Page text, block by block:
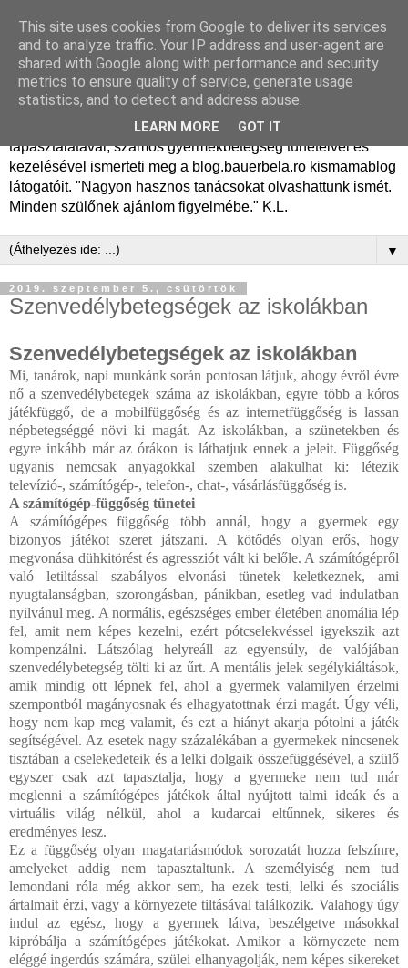
Dr. Bauer Béla Ph.D.
gyermekgyógyász
Dr. Bauer Béla Ph.D. gyermekgyógyász főorvos, 50 éves
tapasztalatával, számos gyermekbetegség tüneteivel és
kezelésével ismerteti meg a blog.bauerbela.ro kismamablog
látogatóit. "Nagyon hasznos tanácsokat olvashattunk ismét.
Minden szülőnek ajánlom figyelmébe." K.L.
▼
2019. szeptember 5., csütörtök
Szenvedélybetegségek az iskolákban
Szenvedélybetegségek az iskolákban
Mi, tanárok, napi munkánk során pontosan látjuk, ahogy évről évre
nő a szenvedélybetegek száma az iskolákban, egyre több a kóros
játékfüggő, de a mobilfüggőség és az internetfüggőség is lassan
népbetegséggé növi ki magát. Az iskolákban, a szünetekben és
egyre inkább már az órákon is láthatjuk ennek a jeleit. Függőség
ugyanis nemcsak anyagokkal szemben alakulhat ki: létezik
televízió-, számítógép-, telefon-, chat-, vásárlásfüggőség is.
A számítógép-függőség tünetei
A számítógépes függőség több annál, hogy a gyermek egy
bizonyos játékot szeret játszani. A kötődés olyan erős, hogy
megvonása dühkitörést és agressziót vált ki belőle. A számítógépről
való letiltással szabályos elvonási tünetek keletkeznek, ami
nyugtalanságban, szorongásban, pánikban, esetleg vad indulatban
nyilvánul meg. A normális, egészséges ember életében anomália lép
fel, amit nem képes kezelni, ezért pótcselekvéssel igyekszik azt
kompenzálni. Látszólag helyreáll az egyensúly, de valójában
szenvedélybetegség tölti ki az űrt. A mentális jelek segélykiáltások,
amik mindig ott lépnek fel, ahol a gyermek valamilyen érzelmi
szempontból magányosnak és elhagyatottnak érzi magát. Úgy véli,
hogy nem kap meg valamit, és ezt a hiányt akarja pótolni a játék
segítségével. Az esetek nagy százalékában a gyermekek nincsenek
tisztában a cselekedeteik és a lelki dolgaik összefüggésével, a szülő
egyszer csak azt tapasztalja, hogy a gyermeke nem tud már
meglenni a számítógépes játékok által nyújtott talmi ideák és a
virtuális világ nélkül, ahol a kudarcai eltűnnek, sikeres és
eredményes lesz.
Ez a függőség olyan magatartásmódok sorozatát hozza felszínre,
amelyeket addig nem tapasztaltunk. A személyiség nem tud
lemondani róla még akkor sem, ha ezek testi, lelki és szociális
ártalmait érzi, vagy a környezete tiltásával találkozik. Valahogy úgy
indul az egész, hogy a gyermek látva, beszélgetve másokkal
kipróbálja a számítógépes játékokat. Amikor a környezete nem
eléggé ingerdús számára, szülei elhanyagolják, nem képes sikereket
This site uses cookies from Google to deliver its services
and to analyze traffic. Your IP address and user-agent are
shared with Google along with performance and security
metrics to ensure quality of service, generate usage
statistics, and to detect and address abuse.
LEARN MORE GOT IT